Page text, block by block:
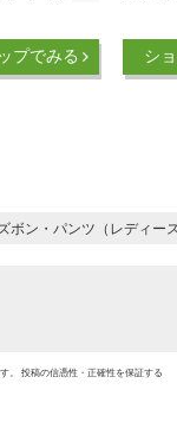
きいサイ
ロングスカ
シスカート
プでみる
ーサイ
リー
シ
ズボン・パンツ（レディー
。 投稿の信憑性・正確性を保証する